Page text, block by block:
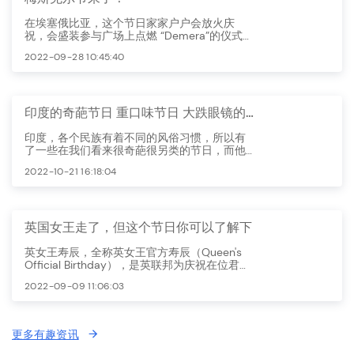
在埃塞俄比亚，这个节日家家户户会放火庆
祝，会盛装参与广场上点燃 “Demera”的仪式，
2022-09-28 10:45:40
印度的奇葩节日 重口味节日 大跌眼镜的节日
印度，各个民族有着不同的风俗习惯，所以有
了一些在我们看来很奇葩很另类的节日，而他
2022-10-21 16:18:04
英国女王走了，但这个节日你可以了解下
英女王寿辰，全称英女王官方寿辰（Queen's
Official Birthday），是英联邦为庆祝在位君主
2022-09-09 11:06:03
更多有趣资讯